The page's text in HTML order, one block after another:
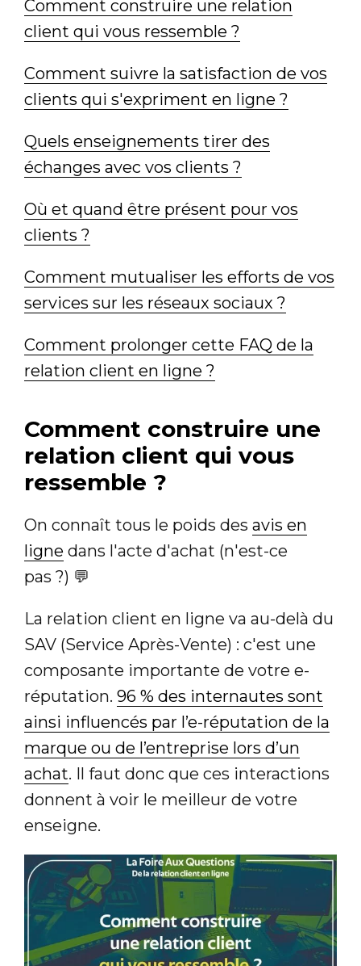
Comment construire une relation
client qui vous ressemble ?
Comment suivre la satisfaction de vos
clients qui s'expriment en ligne ?
Quels enseignements tirer des
échanges avec vos clients ?
Où et quand être présent pour vos
clients ?
Comment mutualiser les efforts de vos
services sur les réseaux sociaux ?
Comment prolonger cette FAQ de la
relation client en ligne ?
Comment construire une
relation client qui vous
ressemble ?
On connaît tous le poids des avis en
ligne dans l'acte d'achat (n'est-ce
pas ?) 💬
La relation client en ligne va au-delà du
SAV (Service Après-Vente) : c'est une
composante importante de votre e-
réputation. 96 % des internautes sont
ainsi influencés par l’e-réputation de la
marque ou de l’entreprise lors d’un
achat. Il faut donc que ces interactions
donnent à voir le meilleur de votre
enseigne.